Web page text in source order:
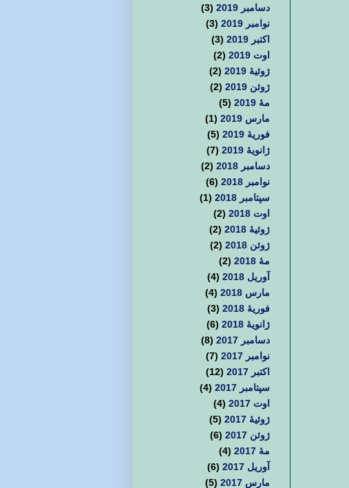
دسامبر 2019
(3)
نوامبر 2019
(3)
اکتبر 2019
(3)
اوت 2019
(2)
ژوئیهٔ 2019
(2)
ژوئن 2019
(2)
مهٔ 2019
(5)
مارس 2019
(1)
فوریهٔ 2019
(5)
ژانویهٔ 2019
(7)
دسامبر 2018
(2)
نوامبر 2018
(6)
سپتامبر 2018
(1)
اوت 2018
(2)
ژوئیهٔ 2018
(2)
ژوئن 2018
(2)
مهٔ 2018
(2)
آوریل 2018
(4)
مارس 2018
(4)
فوریهٔ 2018
(3)
ژانویهٔ 2018
(6)
دسامبر 2017
(8)
نوامبر 2017
(7)
اکتبر 2017
(12)
سپتامبر 2017
(4)
اوت 2017
(4)
ژوئیهٔ 2017
(5)
ژوئن 2017
(6)
مهٔ 2017
(4)
آوریل 2017
(6)
مارس 2017
(5)